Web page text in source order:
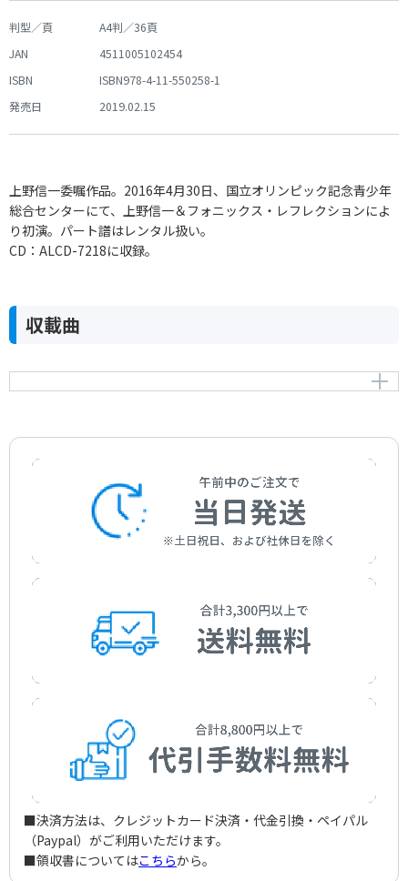
判型／頁
A4判／36頁
JAN
4511005102454
ISBN
ISBN978-4-11-550258-1
発売日
2019.02.15
上野信一委嘱作品。2016年4月30日、国立オリンピック記念青少年
総合センターにて、上野信一＆フォニックス・レフレクションによ
り初演。パート譜はレンタル扱い。
CD：ALCD-7218に収録。
収載曲
シンフォニアM─神々の声を聴け！ マリンバ・オーケ
Niimi，Tokuhide
■決済方法は、クレジットカード決済・代金引換・ペイパル
（Paypal）がご利用いただけます。
■領収書についてはこちらから。